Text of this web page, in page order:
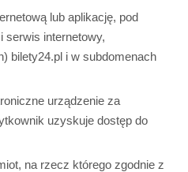
lub aplikację, pod
serwis internetowy,
bilety24.pl i w subdomenach
urządzenie za
uzyskuje dostęp do
na rzecz którego zgodnie z